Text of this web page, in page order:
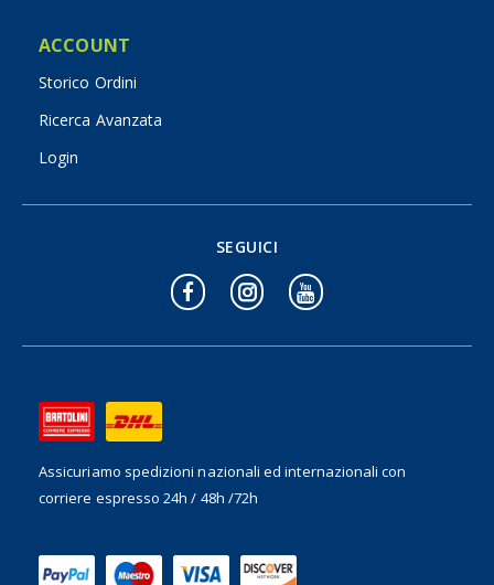
ACCOUNT
Storico Ordini
Ricerca Avanzata
Login
Assicuriamo spedizioni nazionali ed internazionalicon
corriere espresso 24h / 48h /72h
SEGUICI